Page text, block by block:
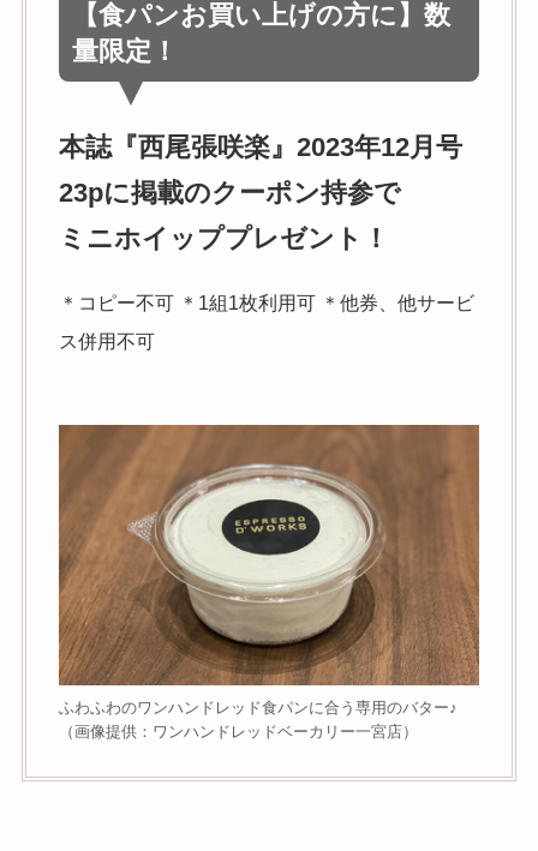
【食パンお買い上げの方に】数
量限定！
本誌『西尾張咲楽』2023年12月号
23pに掲載のクーポン持参で
ミニホイッププレゼント！
＊コピー不可 ＊1組1枚利用可 ＊他券、他サービ
ス併用不可
ふわふわのワンハンドレッド食パンに合う専用のバター♪
（画像提供：ワンハンドレッドベーカリー一宮店）